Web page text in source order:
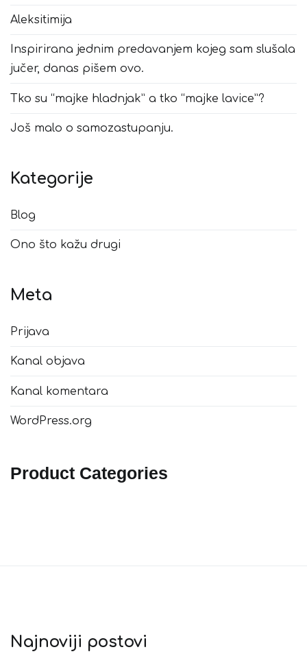
Aleksitimija
Inspirirana jednim predavanjem kojeg sam slušala
jučer, danas pišem ovo.
Tko su “majke hladnjak” a tko “majke lavice”?
Još malo o samozastupanju.
Kategorije
Blog
Ono što kažu drugi
Meta
Prijava
Kanal objava
Kanal komentara
WordPress.org
Product Categories
Najnoviji postovi